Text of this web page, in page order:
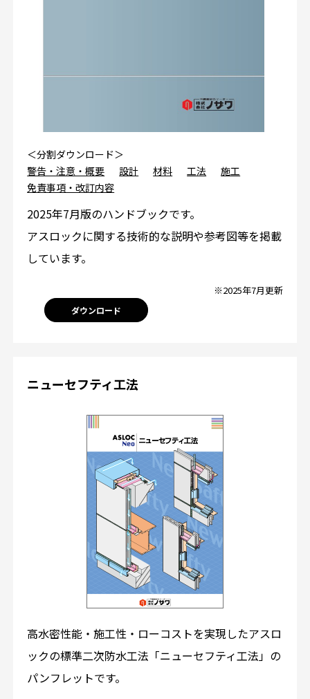
＜分割ダウンロード＞
警告・注意・概要
設計 材料 工法
施工
免責事項・改訂内容
2025年7月版のハンドブックです。
アスロックに関する技術的な説明や参考図等を掲載
しています。
※2025年7月更新
ダウンロード
ニューセフティ工法
高水密性能・施工性・ローコストを実現したアスロ
ックの標準二次防水工法「ニューセフティ工法」の
パンフレットです。